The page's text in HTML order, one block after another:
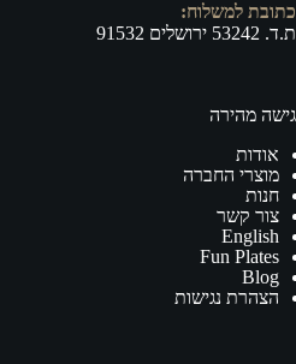
כתובת למשלוח:
ת.ד. 53242 ירושלים 91532
גישה מהירה
אודות
מוצרי החברה
חנות
צור קשר
English
Fun Plates
Blog
הצהרת נגישות